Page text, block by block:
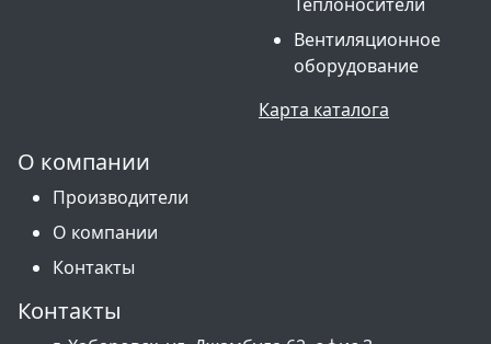
Вентиляционное
оборудование
Карта каталога
О компании
Производители
О компании
Контакты
Контакты